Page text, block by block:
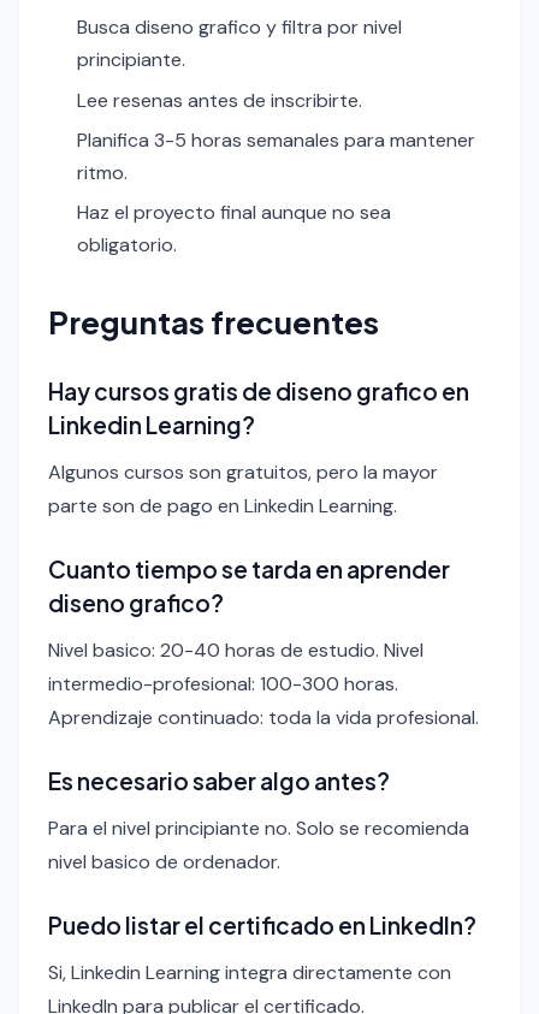
Busca diseno grafico y filtra por nivel
principiante.
Lee resenas antes de inscribirte.
Planifica 3-5 horas semanales para mantener
ritmo.
Haz el proyecto final aunque no sea
obligatorio.
Preguntas frecuentes
Hay cursos gratis de diseno grafico en
Linkedin Learning?
Algunos cursos son gratuitos, pero la mayor
parte son de pago en Linkedin Learning.
Cuanto tiempo se tarda en aprender
diseno grafico?
Nivel basico: 20-40 horas de estudio. Nivel
intermedio-profesional: 100-300 horas.
Aprendizaje continuado: toda la vida profesional.
Es necesario saber algo antes?
Para el nivel principiante no. Solo se recomienda
nivel basico de ordenador.
Puedo listar el certificado en LinkedIn?
Si, Linkedin Learning integra directamente con
LinkedIn para publicar el certificado.